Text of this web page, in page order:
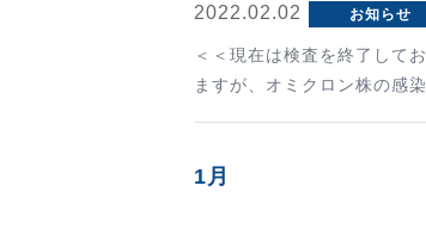
2022.02.02 お知らせ
＜＜現在は検査を終了して
ますが、オミクロン株の感
1月